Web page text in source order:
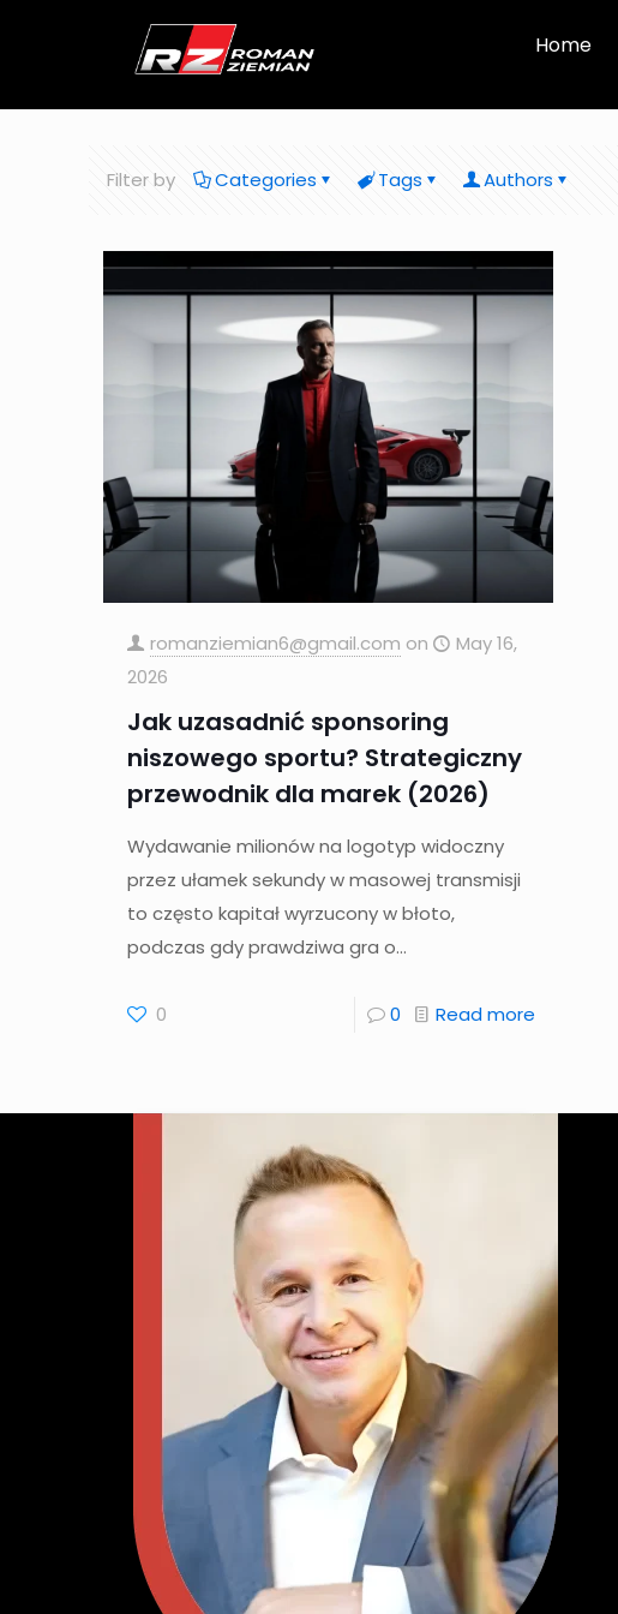
Home
Filter by Categories Tags Authors
romanziemian6@gmail.com on
May 16,
2026
Jak uzasadnić sponsoring
niszowego sportu? Strategiczny
przewodnik dla marek (2026)
Wydawanie milionów na logotyp widoczny
przez ułamek sekundy w masowej transmisji
to często kapitał wyrzucony w błoto,
podczas gdy prawdziwa gra o...
0 0 Read more